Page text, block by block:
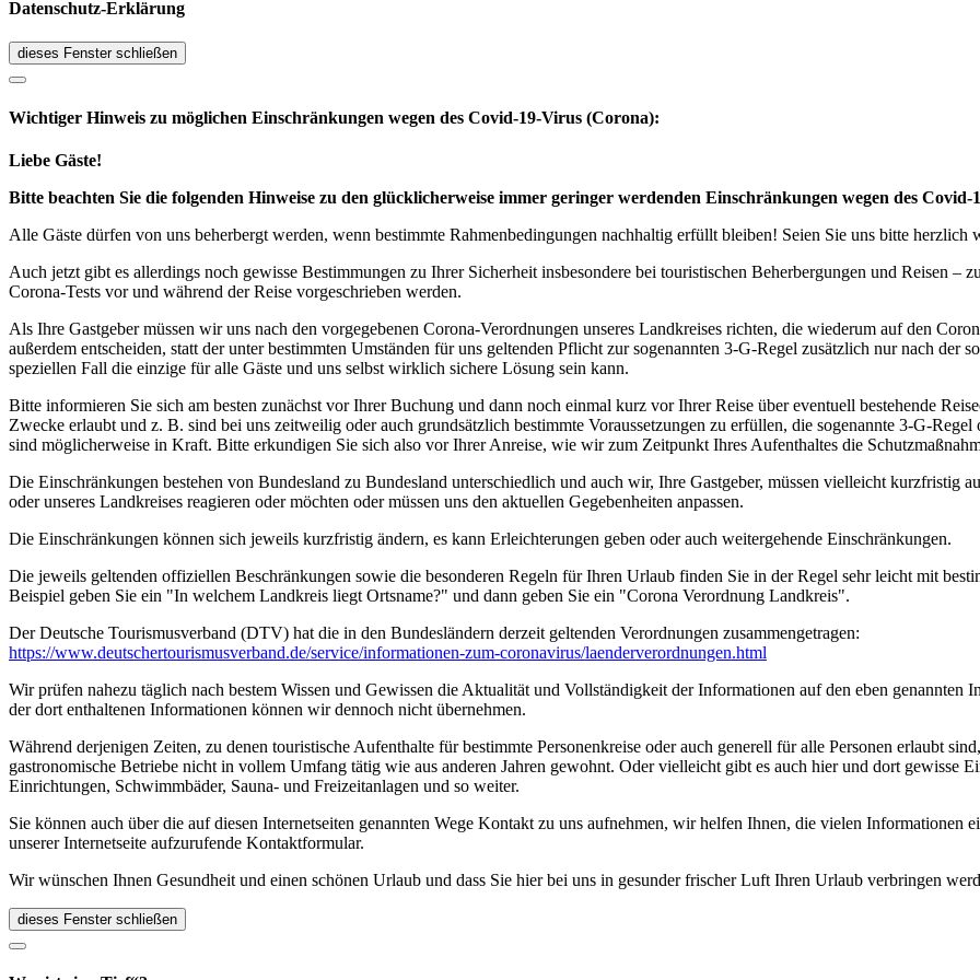
Datenschutz-Erklärung
dieses Fenster schließen
Wichtiger Hinweis zu möglichen Ein­schränk­ungen wegen des Covid-19-Virus (Corona):
Liebe Gäste!
Bitte beachten Sie die folgenden Hinweise zu den glücklicherweise immer geringer werdenden Einschränkungen wegen des
Alle Gäste dürfen von uns beherbergt werden, wenn bestimmte Rahmenbedingungen nachhaltig erfüllt bleiben! Seien Sie uns bitte herzlich
Auch jetzt gibt es allerdings noch gewisse Bestimmungen zu Ihrer Sicherheit insbesondere bei touristischen Beherbergungen und Reisen
Corona-Tests vor und während der Reise vorgeschrieben werden.
Als Ihre Gastgeber müssen wir uns nach den vorgegebenen Corona-Verordnungen unseres Landkreises richten, die wiederum auf den
außerdem entscheiden, statt der unter bestimmten Umständen für uns geltenden Pflicht zur sogenannten 3-G-Regel zusätzlich nur nach der
speziellen Fall die einzige für alle Gäste und uns selbst wirklich sichere Lösung sein kann.
Bitte informieren Sie sich am besten zunächst vor Ihrer Buchung und dann noch einmal kurz vor Ihrer Reise über eventuell bestehende
Zwecke erlaubt und z. B. sind bei uns zeitweilig oder auch grundsätzlich bestimmte Voraussetzungen zu erfüllen, die sogenannte 3-G-
sind möglicherweise in Kraft. Bitte erkundigen Sie sich also vor Ihrer Anreise, wie wir zum Zeitpunkt Ihres Aufenthaltes die
Die Einschränkungen bestehen von Bundesland zu Bundesland unterschiedlich und auch wir, Ihre Gastgeber, müssen vielleicht kurzfristig
oder unseres Landkreises reagieren oder möchten oder müssen uns den aktuellen Gegebenheiten anpassen.
Die Einschränkungen können sich jeweils kurzfristig ändern, es kann Erleichterungen geben oder auch weitergehende Einschränkungen.
Die jeweils geltenden offiziellen Beschränkungen sowie die besonderen Regeln für Ihren Urlaub finden Sie in der Regel sehr leicht mit
Beispiel geben Sie ein "In welchem Landkreis liegt Ortsname?" und dann geben Sie ein "Corona Verordnung Landkreis".
Der Deutsche Tourismusverband (DTV) hat die in den Bundesländern derzeit geltenden Verordnungen zusammengetragen:
https://www.deutscher­tourismusverband.de/­service/­informationen-zum-coronavirus/­laenderverordnungen.html
Wir prüfen nahezu täglich nach bestem Wissen und Gewissen die Aktualität und Vollständigkeit der Informationen auf den eben
der dort enthaltenen Informationen können wir dennoch nicht übernehmen.
Während derjenigen Zeiten, zu denen touristische Aufenthalte für bestimmte Personenkreise oder auch generell für alle Personen erlaubt
gastronomische Betriebe nicht in vollem Umfang tätig wie aus anderen Jahren gewohnt. Oder vielleicht gibt es auch hier und dort gewisse
Einrichtungen, Schwimmbäder, Sauna- und Freizeitanlagen und so weiter.
Sie können auch über die auf diesen Internetseiten genannten Wege Kontakt zu uns aufnehmen, wir helfen Ihnen, die vielen
unserer Internetseite aufzurufende Kontaktformular.
Wir wünschen Ihnen Gesundheit und einen schönen Urlaub und dass Sie hier bei uns in gesunder frischer Luft Ihren Urlaub verbringen
dieses Fenster schließen